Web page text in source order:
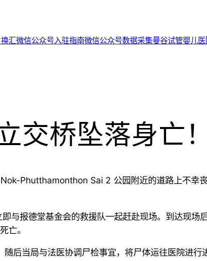
汇微信公众号入驻指南微信公众号数据采集曼谷试管婴儿医
交桥坠落身亡！
Phutthamonthon Sai 2 公园附近的道路上不幸
与报德堂基金会的救援队一起赶赴现场。到达现场
亡。
后当局与法医协调尸检事宜，将尸体运往医院进行